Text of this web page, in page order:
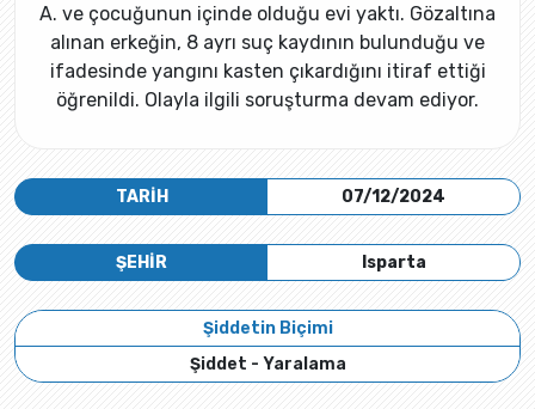
A. ve çocuğunun içinde olduğu evi yaktı. Gözaltına
alınan erkeğin, 8 ayrı suç kaydının bulunduğu ve
ifadesinde yangını kasten çıkardığını itiraf ettiği
öğrenildi. Olayla ilgili soruşturma devam ediyor.
TARİH 07/12/2024
Isparta
ŞEHİR
Şiddetin Biçimi
Şiddet - Yaralama